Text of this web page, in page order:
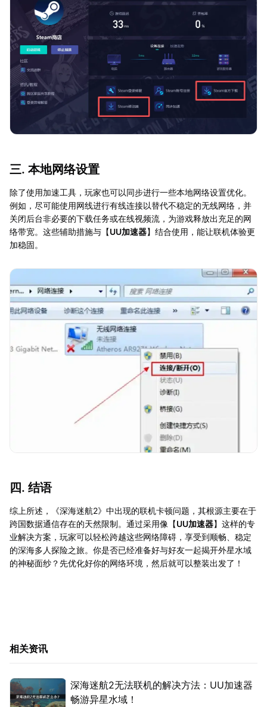
三. 本地网络设置
除了使用加速工具，玩家也可以同步进行一些本地网络设置优化。
例如，尽可能使用网线进行有线连接以替代不稳定的无线网络，并
关闭后台非必要的下载任务或在线视频流，为游戏释放出充足的网
络带宽。这些辅助措施与【UU加速器】结合使用，能让联机体验更
加稳固。
四. 结语
综上所述，《深海迷航2》中出现的联机卡顿问题，其根源主要在于
跨国数据通信存在的天然限制。通过采用像【UU加速器】这样的专
业解决方案，玩家可以轻松跨越这些网络障碍，享受到顺畅、稳定
的深海多人探险之旅。你是否已经准备好与好友一起揭开外星水域
的神秘面纱？先优化好你的网络环境，然后就可以整装出发了！
相关资讯
深海迷航2无法联机的解决方法：UU加速器
畅游异星水域！